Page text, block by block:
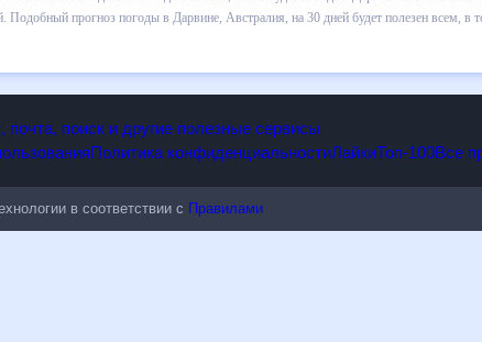
месяц, к каким изменениям нужно быть готовым и как
на 30 дней будет полезен всем, в том числе людям,
почта, поиск и другие полезные сервисы
технологии в соответствии сПравилами